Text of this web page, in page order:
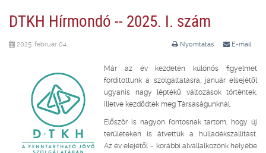
DTKH Hírmondó -- 2025. I. szám
Nyomtatás E-mail
2025. február 04.
Már az év kezdetén különös figyelmet
fordítottunk a szolgáltatásra, január elsejétől
ugyanis nagy léptékű változások történtek,
illetve kezdődtek meg Társaságunknál.
Először is nagyon fontosnak tartom, hogy új
területeken is átvettük a hulladékszállítást.
Az év elejétől – korábbi alvállalkozónk helyébe